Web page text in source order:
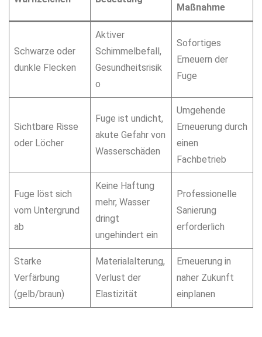
Maßnahme
Schwarze oder
dunkle Flecken
Aktiver
Schimmelbefall,
Gesundheitsrisik
o
Sofortiges
Erneuern der
Fuge
Sichtbare Risse
oder Löcher
Fuge ist undicht,
akute Gefahr von
Wasserschäden
Umgehende
Erneuerung durch
einen
Fachbetrieb
Fuge löst sich
vom Untergrund
ab
Keine Haftung
mehr, Wasser
dringt
ungehindert ein
Professionelle
Sanierung
erforderlich
Starke
Verfärbung
(gelb/braun)
Materialalterung,
Verlust der
Elastizität
Erneuerung in
naher Zukunft
einplanen